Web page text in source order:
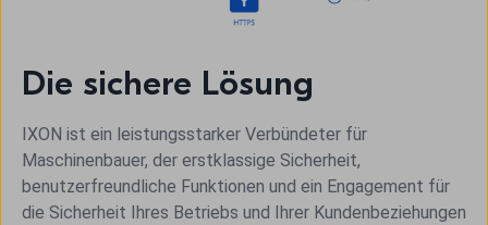
Die sichere Lösung
IXON ist ein leistungsstarker Verbündeter für
Maschinenbauer, der erstklassige Sicherheit,
benutzerfreundliche Funktionen und ein Engagement für
die Sicherheit Ihres Betriebs und Ihrer Kundenbeziehungen